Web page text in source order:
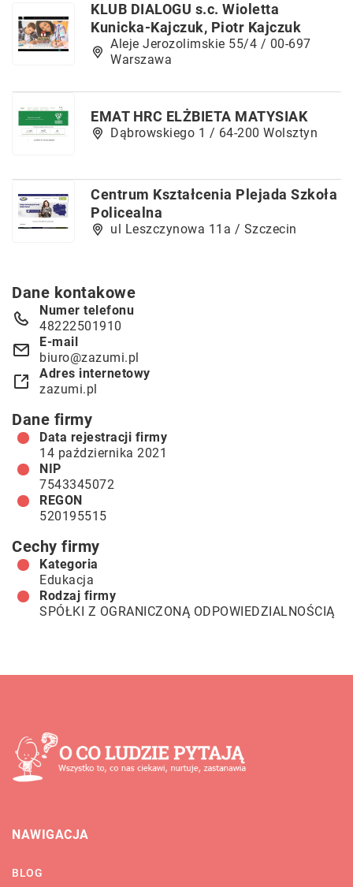
KLUB DIALOGU s.c. Wioletta
Kunicka-Kajczuk, Piotr Kajczuk
Aleje Jerozolimskie 55/4 / 00-697
Warszawa
EMAT HRC ELŻBIETA MATYSIAK
Dąbrowskiego 1 / 64-200 Wolsztyn
Centrum Kształcenia Plejada Szkoła
Policealna
ul Leszczynowa 11a / Szczecin
Dane kontakowe
Numer telefonu
48222501910
E-mail
biuro@zazumi.pl
Adres internetowy
zazumi.pl
Dane firmy
Data rejestracji firmy
14 października 2021
NIP
7543345072
REGON
520195515
Cechy firmy
Kategoria
Edukacja
Rodzaj firmy
SPÓŁKI Z OGRANICZONĄ ODPOWIEDZIALNOŚCIĄ
NAWIGACJA
BLOG